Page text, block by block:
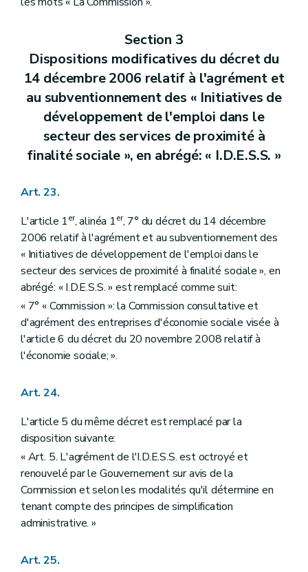
Section 3
Dispositions modificatives du décret du
14 décembre 2006 relatif à l'agrément et
au subventionnement des « Initiatives de
développement de l'emploi dans le
secteur des services de proximité à
finalité sociale », en abrégé: « I.D.E.S.S. »
Art. 23.
L'article 1er, alinéa 1er, 7° du décret du 14 décembre
2006 relatif à l'agrément et au subventionnement des
« Initiatives de développement de l'emploi dans le
secteur des services de proximité à finalité sociale », en
abrégé: « I.D.E.S.S. » est remplacé comme suit:
« 7° « Commission »: la Commission consultative et
d'agrément des entreprises d'économie sociale visée à
l'article 6 du décret du 20 novembre 2008 relatif à
l'économie sociale; ».
Art. 24.
L'article 5 du même décret est remplacé par la
disposition suivante:
« Art. 5. L'agrément de l'I.D.E.S.S. est octroyé et
renouvelé par le Gouvernement sur avis de la
Commission et selon les modalités qu'il détermine en
tenant compte des principes de simplification
administrative. »
Art. 25.